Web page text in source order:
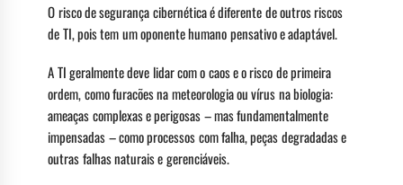
O risco de segurança cibernética é diferente de outros riscos
de TI, pois tem um oponente humano pensativo e adaptável.
A TI geralmente deve lidar com o caos e o risco de primeira
ordem, como furacões na meteorologia ou vírus na biologia:
ameaças complexas e perigosas – mas fundamentalmente
impensadas – como processos com falha, peças degradadas e
outras falhas naturais e gerenciáveis.